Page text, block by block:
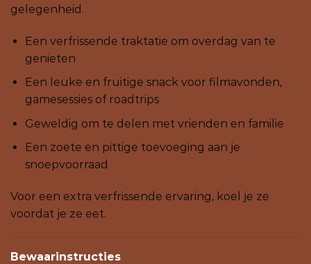
gelegenheid.
Een verfrissende traktatie om overdag van te
genieten
Een leuke en fruitige snack voor filmavonden,
gamesessies of roadtrips
Geweldig om te delen met vrienden en familie
Een zoete en pittige toevoeging aan je
snoepvoorraad
Voor een extra verfrissende ervaring, koel je ze
voordat je ze eet.
Bewaarinstructies